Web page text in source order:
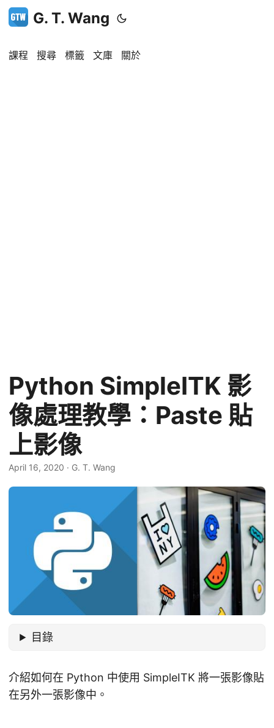
G. T. Wang
課程 搜尋 標籤 文庫 關於
Python SimpleITK 影
像處理教學：Paste 貼
上影像
April 16, 2020 · G. T. Wang
目錄
介紹如何在 Python 中使用 SimpleITK 將一張影像貼
在另外一張影像中。